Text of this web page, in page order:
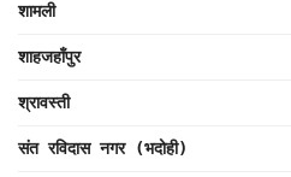
शामली
शाहजहाँपुर
श्रावस्ती
संत रविदास नगर (भदोही)